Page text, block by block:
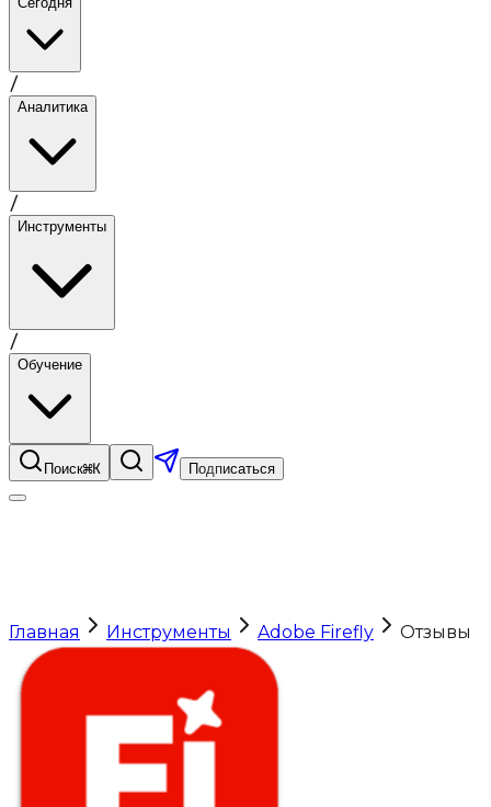
/
Аналитика
/
Инструменты
/
Обучение
Поиск⌘K Подписаться
Главная Инструменты Adobe Firefly Отзывы